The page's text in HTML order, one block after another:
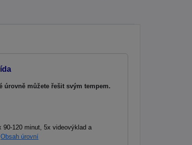
úrovně můžete řešit svým tempem.
90-120 minut, 5x videovýklad a
Obsah úrovní